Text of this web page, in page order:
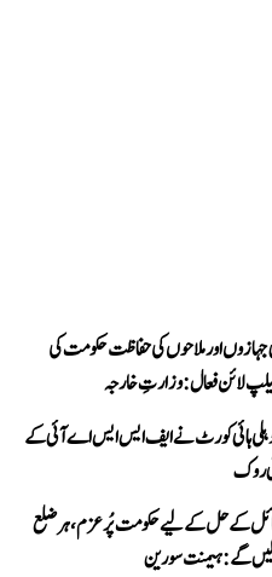
جہازوں اور ملاحوں کی حفاظت حکومت کی
ہائی کورٹ نے ایف ایس ایس اے آئی کے
روک
کے حل کے لیے حکومت پُرعزم، ہر ضلع
گے: ہیمنت سورین